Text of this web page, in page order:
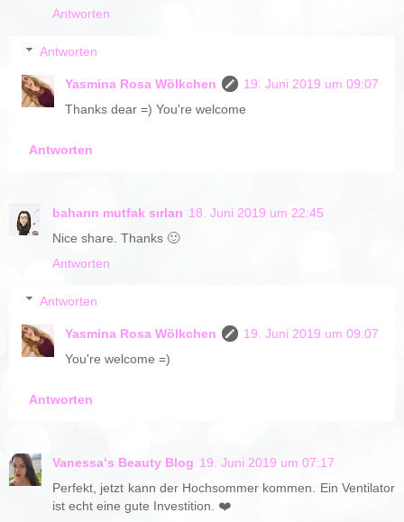
Antworten
Antworten
Yasmina Rosa Wölkchen
19. Juni 2019 um 09:07
Thanks dear =) You're welcome
Antworten
baharın mutfak sırları 18. Juni 2019 um 22:45
Nice share. Thanks 🙂
Antworten
Antworten
Yasmina Rosa Wölkchen
19. Juni 2019 um 09:07
You're welcome =)
Antworten
Vanessa‘s Beauty Blog 19. Juni 2019 um 07:17
Perfekt, jetzt kann der Hochsommer kommen. Ein Ventilator
ist echt eine gute Investition. ❤️